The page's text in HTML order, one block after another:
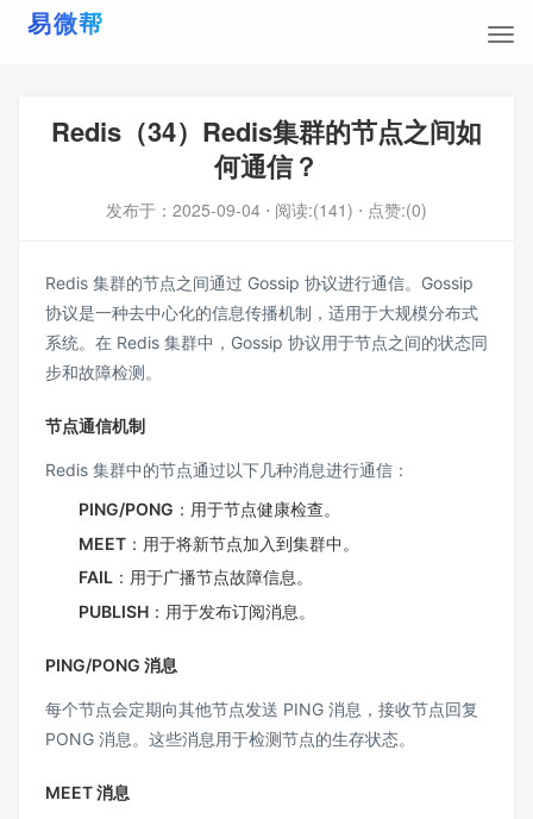
Redis（34）Redis集群的节点之间如
何通信？
发布于： 2025-09-04 ⋅ 阅读:(141) ⋅ 点赞:(0)
Redis 集群的节点之间通过 Gossip 协议进行通信。Gossip
协议是一种去中心化的信息传播机制，适用于大规模分布式
系统。在 Redis 集群中，Gossip 协议用于节点之间的状态同
步和故障检测。
节点通信机制
Redis 集群中的节点通过以下几种消息进行通信：
PING/PONG ：用于节点健康检查。
MEET ：用于将新节点加入到集群中。
FAIL ：用于广播节点故障信息。
PUBLISH ：用于发布订阅消息。
PING/PONG 消息
每个节点会定期向其他节点发送 PING 消息，接收节点回复
PONG 消息。这些消息用于检测节点的生存状态。
MEET 消息